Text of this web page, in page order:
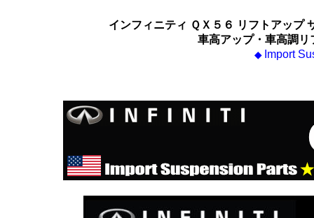
インフィニティ ＱＸ５６ リフトアップ
車高アップ・車高調
◆ Import